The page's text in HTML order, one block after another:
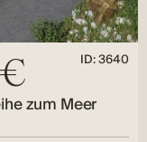
ID: 3640
zum Meer